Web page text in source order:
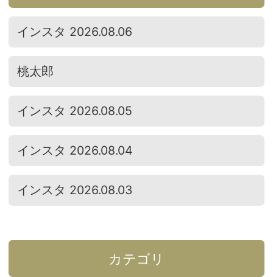
インスタ 2026.08.06
桃太郎
インスタ 2026.08.05
インスタ 2026.08.04
インスタ 2026.08.03
カテゴリ